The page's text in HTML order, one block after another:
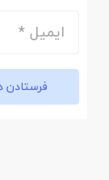
فرستادن